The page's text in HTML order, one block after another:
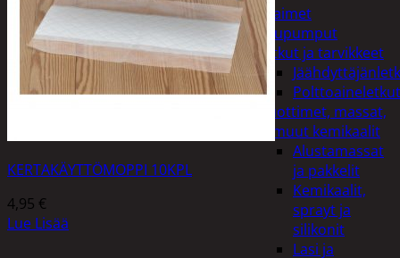
Avaimet
Imupumput
Letkut ja tarvikkeet
Polttoaineletkut
Liuottimet, massat,
ja muut kemikaalit
Alustamassat
ja pakkelit
Kemikaalit,
sprayt ja
silikonit
Lasi ja
KERTAKÄYTTÖMOPPI 10KPL
4,95 €
Lue Lisää